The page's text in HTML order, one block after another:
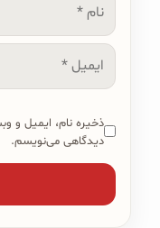
نام
ایمیل
ذخیره نام، ایمیل و
دیدگاهی می‌نویسم.